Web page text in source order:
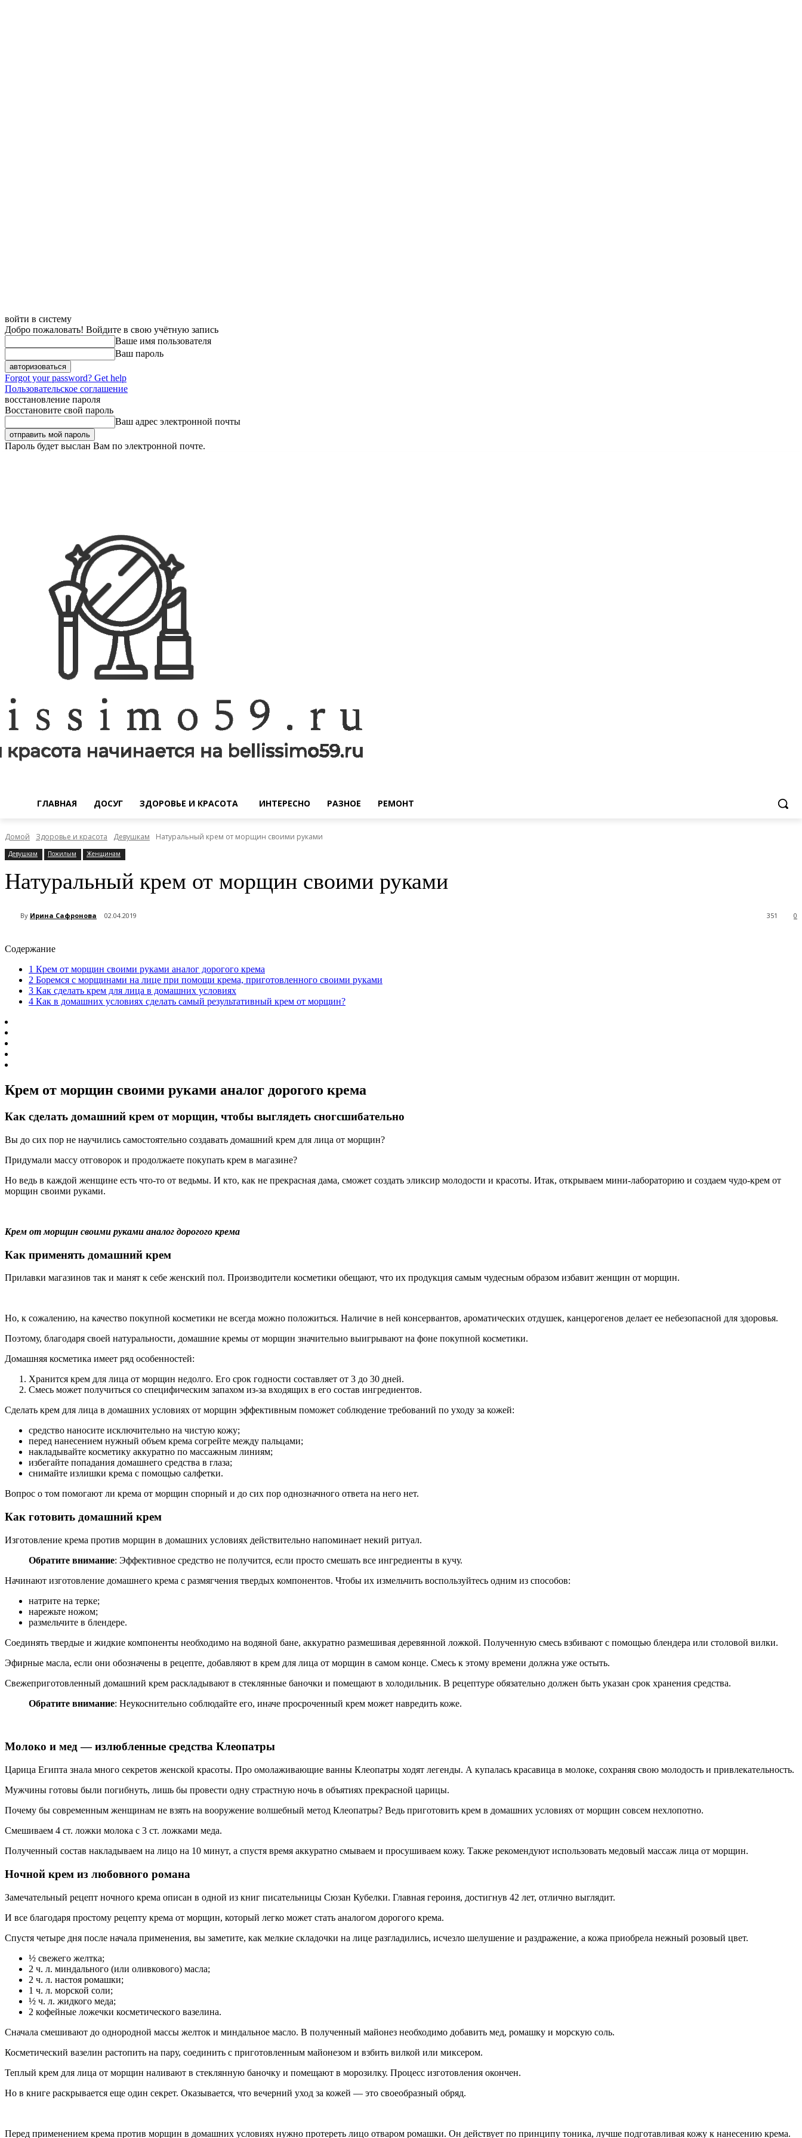
войти в систему
Добро пожаловать! Войдите в свою учётную запись
Ваше имя пользователя
Ваш пароль
Forgot your password? Get help
Пользовательское соглашение
восстановление пароля
Восстановите свой пароль
Ваш адрес электронной почты
Пароль будет выслан Вам по электронной почте.
ГЛАВНАЯ ДОСУГ ЗДОРОВЬЕ И КРАСОТА ИНТЕРЕСНО РАЗНОЕ РЕМОНТ
Домой Здоровье и красота Девушкам Натуральный крем от морщин своими руками
Девушкам Пожилым Женщинам
Натуральный крем от морщин своими руками
By Ирина Сафронова 02.04.2019 0
351
Содержание
1 Крем от морщин своими руками аналог дорогого крема
2 Боремся с морщинами на лице при помощи крема, приготовленного своими руками
3 Как сделать крем для лица в домашних условиях
4 Как в домашних условиях сделать самый результативный крем от морщин?
Крем от морщин своими руками аналог дорогого крема
Как сделать домашний крем от морщин, чтобы выглядеть сногсшибательно
Вы до сих пор не научились самостоятельно создавать домашний крем для лица от морщин?
Придумали массу отговорок и продолжаете покупать крем в магазине?
Но ведь в каждой женщине есть что-то от ведьмы. И кто, как не прекрасная дама, сможет создать эликсир молодости и красоты. Итак, открываем мини-лабораторию и создаем чудо-крем от
морщин своими руками.
Крем от морщин своими руками аналог дорогого крема
Как применять домашний крем
Прилавки магазинов так и манят к себе женский пол. Производители косметики обещают, что их продукция самым чудесным образом избавит женщин от морщин.
Но, к сожалению, на качество покупной косметики не всегда можно положиться. Наличие в ней консервантов, ароматических отдушек, канцерогенов делает ее небезопасной для здоровья.
Поэтому, благодаря своей натуральности, домашние кремы от морщин значительно выигрывают на фоне покупной косметики.
Домашняя косметика имеет ряд особенностей:
Хранится крем для лица от морщин недолго. Его срок годности составляет от 3 до 30 дней.
Смесь может получиться со специфическим запахом из-за входящих в его состав ингредиентов.
Сделать крем для лица в домашних условиях от морщин эффективным поможет соблюдение требований по уходу за кожей:
средство наносите исключительно на чистую кожу;
перед нанесением нужный объем крема согрейте между пальцами;
накладывайте косметику аккуратно по массажным линиям;
избегайте попадания домашнего средства в глаза;
снимайте излишки крема с помощью салфетки.
Вопрос о том помогают ли крема от морщин спорный и до сих пор однозначного ответа на него нет.
Как готовить домашний крем
Изготовление крема против морщин в домашних условиях действительно напоминает некий ритуал.
Обратите внимание: Эффективное средство не получится, если просто смешать все ингредиенты в кучу.
Начинают изготовление домашнего крема с размягчения твердых компонентов. Чтобы их измельчить воспользуйтесь одним из способов:
натрите на терке;
нарежьте ножом;
размельчите в блендере.
Соединять твердые и жидкие компоненты необходимо на водяной бане, аккуратно размешивая деревянной ложкой. Полученную смесь взбивают с помощью блендера или столовой вилки.
Эфирные масла, если они обозначены в рецепте, добавляют в крем для лица от морщин в самом конце. Смесь к этому времени должна уже остыть.
Свежеприготовленный домашний крем раскладывают в стеклянные баночки и помещают в холодильник. В рецептуре обязательно должен быть указан срок хранения средства.
Обратите внимание: Неукоснительно соблюдайте его, иначе просроченный крем может навредить коже.
Молоко и мед — излюбленные средства Клеопатры
Царица Египта знала много секретов женской красоты. Про омолаживающие ванны Клеопатры ходят легенды. А купалась красавица в молоке, сохраняя свою молодость и привлекательность.
Мужчины готовы были погибнуть, лишь бы провести одну страстную ночь в объятиях прекрасной царицы.
Почему бы современным женщинам не взять на вооружение волшебный метод Клеопатры? Ведь приготовить крем в домашних условиях от морщин совсем нехлопотно.
Смешиваем 4 ст. ложки молока с 3 ст. ложками меда.
Полученный состав накладываем на лицо на 10 минут, а спустя время аккуратно смываем и просушиваем кожу. Также рекомендуют использовать медовый массаж лица от морщин.
Ночной крем из любовного романа
Замечательный рецепт ночного крема описан в одной из книг писательницы Сюзан Кубелки. Главная героиня, достигнув 42 лет, отлично выглядит.
И все благодаря простому рецепту крема от морщин, который легко может стать аналогом дорогого крема.
Спустя четыре дня после начала применения, вы заметите, как мелкие складочки на лице разгладились, исчезло шелушение и раздражение, а кожа приобрела нежный розовый цвет.
½ свежего желтка;
2 ч. л. миндального (или оливкового) масла;
2 ч. л. настоя ромашки;
1 ч. л. морской соли;
½ ч. л. жидкого меда;
2 кофейные ложечки косметического вазелина.
Сначала смешивают до однородной массы желток и миндальное масло. В полученный майонез необходимо добавить мед, ромашку и морскую соль.
Косметический вазелин растопить на пару, соединить с приготовленным майонезом и взбить вилкой или миксером.
Теплый крем для лица от морщин наливают в стеклянную баночку и помещают в морозилку. Процесс изготовления окончен.
Но в книге раскрывается еще один секрет. Оказывается, что вечерний уход за кожей — это своеобразный обряд.
Перед применением крема против морщин в домашних условиях нужно протереть лицо отваром ромашки. Он действует по принципу тоника, лучше подготавливая кожу к нанесению крема.